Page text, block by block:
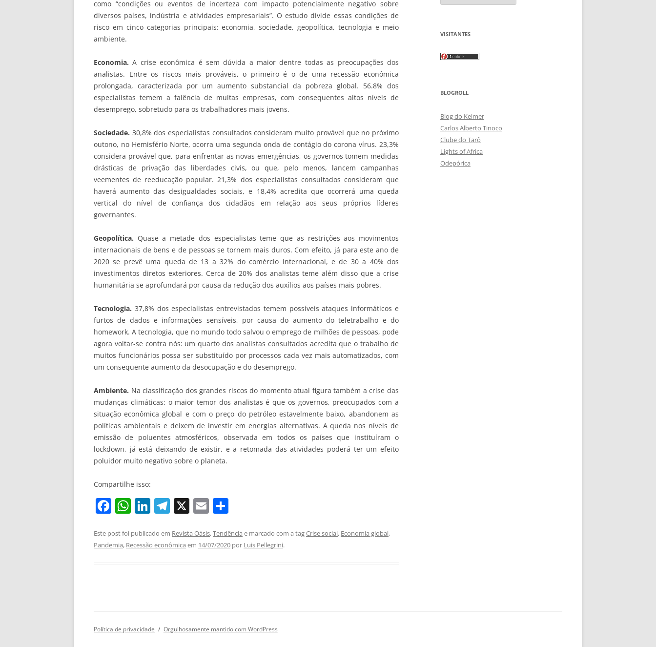
como “condições ou eventos de incerteza com impacto potencialmente negativo sobre
diversos países, indústria e atividades empresariais”. O estudo divide essas condições de
risco em cinco categorias principais: economia, sociedade, geopolítica, tecnologia e meio
ambiente.
Economia. A crise econômica é sem dúvida a maior dentre todas as preocupações dos
analistas. Entre os riscos mais prováveis, o primeiro é o de uma recessão econômica
prolongada, caracterizada por um aumento substancial da pobreza global. 56.8% dos
especialistas temem a falência de muitas empresas, com consequentes altos níveis de
desemprego, sobretudo para os trabalhadores mais jovens.
Sociedade. 30,8% dos especialistas consultados consideram muito provável que no próximo
outono, no Hemisfério Norte, ocorra uma segunda onda de contágio do corona vírus. 23,3%
considera provável que, para enfrentar as novas emergências, os governos tomem medidas
drásticas de privação das liberdades civis, ou que, pelo menos, lancem campanhas
veementes de reeducação popular. 21,3% dos especialistas consultados consideram que
haverá aumento das desigualdades sociais, e 18,4% acredita que ocorrerá uma queda
vertical do nível de confiança dos cidadãos em relação aos seus próprios líderes
governantes.
Geopolítica. Quase a metade dos especialistas teme que as restrições aos movimentos
internacionais de bens e de pessoas se tornem mais duros. Com efeito, já para este ano de
2020 se prevê uma queda de 13 a 32% do comércio internacional, e de 30 a 40% dos
investimentos diretos exteriores. Cerca de 20% dos analistas teme além disso que a crise
humanitária se aprofundará por causa da redução dos auxílios aos países mais pobres.
Tecnologia. 37,8% dos especialistas entrevistados temem possíveis ataques informáticos e
furtos de dados e informações sensíveis, por causa do aumento do teletrabalho e do
homework. A tecnologia, que no mundo todo salvou o emprego de milhões de pessoas, pode
agora voltar-se contra nós: um quarto dos analistas consultados acredita que o trabalho de
muitos funcionários possa ser substituído por processos cada vez mais automatizados, com
um consequente aumento da desocupação e do desemprego.
Ambiente. Na classificação dos grandes riscos do momento atual figura também a crise das
mudanças climáticas: o maior temor dos analistas é que os governos, preocupados com a
situação econômica global e com o preço do petróleo estavelmente baixo, abandonem as
políticas ambientais e deixem de investir em energias alternativas. A queda nos níveis de
emissão de poluentes atmosféricos, observada em todos os países que instituíram o
lockdown, já está deixando de existir, e a retomada das atividades poderá ter um efeito
poluidor muito negativo sobre o planeta.
Compartilhe isso:
F
c
e
W
at
s
Li
k
e
T
e
gr
X E
ai
l
ar
e
Este post foi publicado em Revista Oásis,Tendência e marcado com a tagCrise social, Economia global,
Pandemia, Recessão econômica em 14/07/2020 por Luis Pellegrini.
VISITANTES
BLOGROLL
Blog do Kelmer
Carlos Alberto Tinoco
Clube do Tarô
Lights of Africa
Odepórica
Política de privacidade Orgulhosamente mantido com WordPress